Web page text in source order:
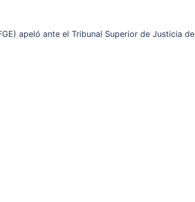
apeló ante el Tribunal Superior de Justicia